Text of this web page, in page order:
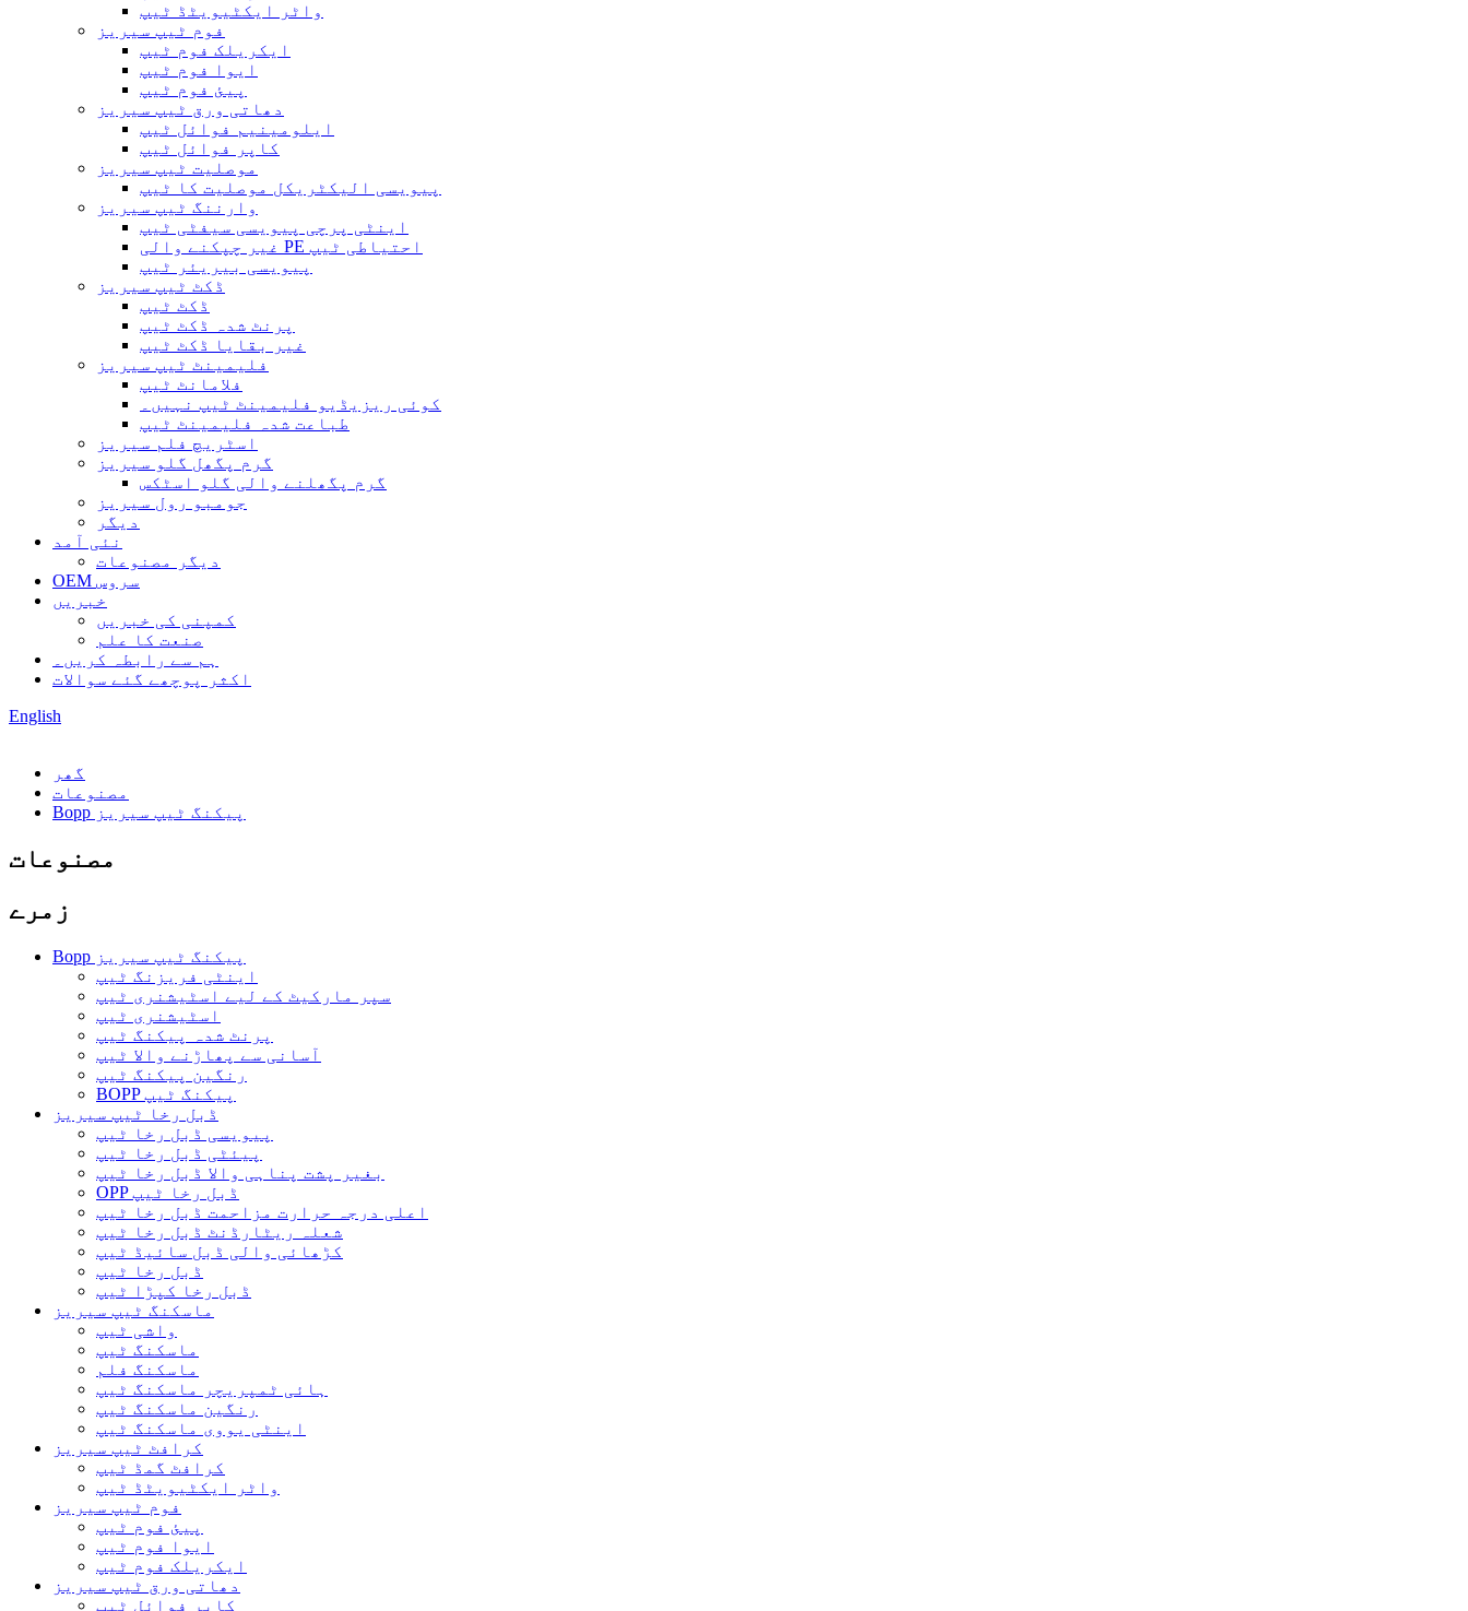
واٹر ایکٹیویٹڈ ٹیپ
فوم ٹیپ سیریز
ایکریلک فوم ٹیپ
ایوا فوم ٹیپ
پیئ فوم ٹیپ
دھاتی ورق ٹیپ سیریز
ایلومینیم فوائل ٹیپ
کاپر فوائل ٹیپ
موصلیت ٹیپ سیریز
پیویسی الیکٹریکل موصلیت کا ٹیپ
وارننگ ٹیپ سیریز
اینٹی پرچی پیویسی سیفٹی ٹیپ
غیر چپکنے والی PE احتیاطی ٹیپ
پیویسی بیریئر ٹیپ
ڈکٹ ٹیپ سیریز
ڈکٹ ٹیپ
پرنٹ شدہ ڈکٹ ٹیپ
غیر بقایا ڈکٹ ٹیپ
فلیمینٹ ٹیپ سیریز
فلامانٹ ٹیپ
کوئی ریزیڈیو فلیمینٹ ٹیپ نہیں۔
طباعت شدہ فلیمینٹ ٹیپ
اسٹریچ فلم سیریز
گرم پگھل گلو سیریز
گرم پگھلنے والی گلو اسٹکس
جومبو رول سیریز
دیگر
نئی آمد
دیگر مصنوعات
OEM سروس
خبریں
کمپنی کی خبریں
صنعت کا علم
ہم سے رابطہ کریں۔
اکثر پوچھے گئے سوالات
English
گھر
مصنوعات
Bopp پیکنگ ٹیپ سیریز
مصنوعات
زمرے
Bopp پیکنگ ٹیپ سیریز
اینٹی فریزنگ ٹیپ
سپر مارکیٹ کے لیے اسٹیشنری ٹیپ
اسٹیشنری ٹیپ
پرنٹ شدہ پیکنگ ٹیپ
آسانی سے پھاڑنے والا ٹیپ
رنگین پیکنگ ٹیپ
BOPP پیکنگ ٹیپ
ڈبل رخا ٹیپ سیریز
پیویسی ڈبل رخا ٹیپ
پیئٹی ڈبل رخا ٹیپ
بغیر پشت پناہی والا ڈبل ​​رخا ٹیپ
OPP ڈبل رخا ٹیپ
اعلی درجہ حرارت مزاحمت ڈبل رخا ٹیپ
شعلہ ریٹارڈنٹ ڈبل رخا ٹیپ
کڑھائی والی ڈبل سائیڈ ٹیپ
ڈبل رخا ٹیپ
ڈبل رخا کپڑا ٹیپ
ماسکنگ ٹیپ سیریز
واشی ٹیپ
ماسکنگ ٹیپ
ماسکنگ فلم
ہائی ٹمپریچر ماسکنگ ٹیپ
رنگین ماسکنگ ٹیپ
اینٹی یووی ماسکنگ ٹیپ
کرافٹ ٹیپ سیریز
کرافٹ گمڈ ٹیپ
واٹر ایکٹیویٹڈ ٹیپ
فوم ٹیپ سیریز
پیئ فوم ٹیپ
ایوا فوم ٹیپ
ایکریلک فوم ٹیپ
دھاتی ورق ٹیپ سیریز
کاپر فوائل ٹیپ